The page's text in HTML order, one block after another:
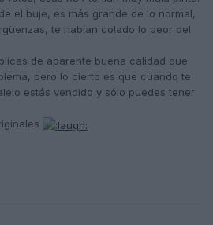
el buje, es más grande de lo normal,
te habían colado lo peor del
de aparente buena calidad que
pero lo cierto es que cuando te
estás vendido y sólo puedes tener